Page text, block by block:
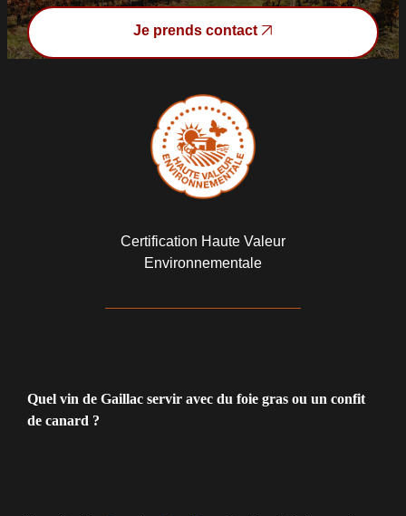
Commandez votre vin
Je prends contact
Certification Haute Valeur
Environnementale
Quel vin de Gaillac servir avec du foie gras ou un confit
de canard ?